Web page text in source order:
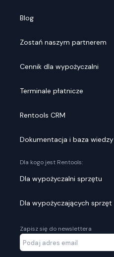
Blog
Zostań naszym partnerem
Cennik dla wypożyczalni
Terminale płatnicze
Rentools CRM
Dokumentacja i baza wiedzy
Dla kogo jest Rentools:
Dla wypożyczalni sprzętu
Dla wypożyczających sprzęt
Zapisz się do newslettera